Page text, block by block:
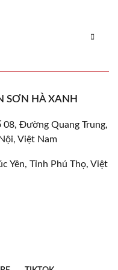
SƠN HÀ XANH
08, Đường Quang Trung,
Việt Nam
Yên, Tỉnh Phú Thọ, Việt